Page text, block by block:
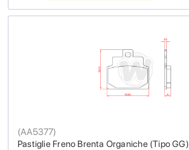
Pastiglie Freno Brenta Organiche (Tipo GG)
(AA5377)